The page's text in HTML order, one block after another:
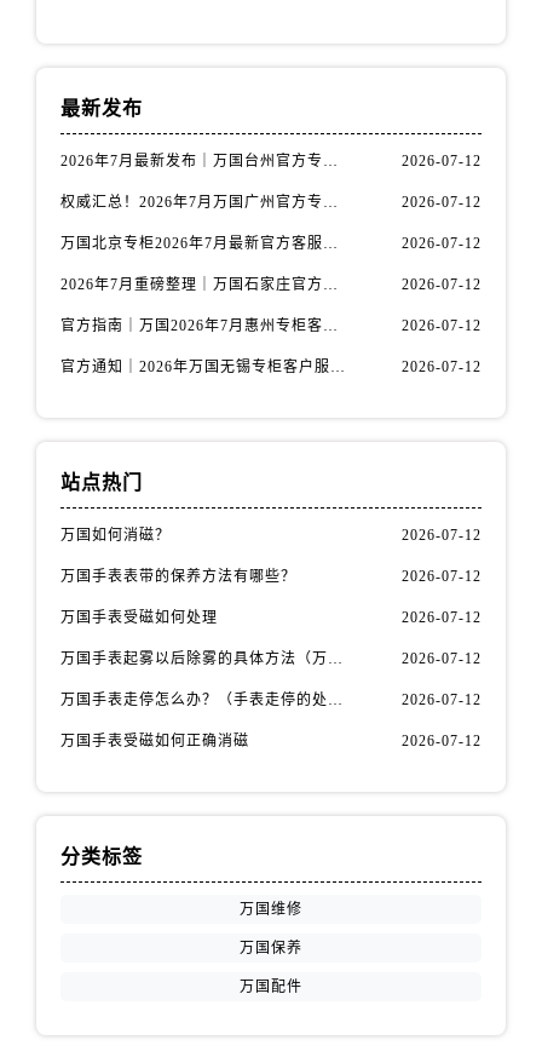
辽宁省抚顺市新抚区东一路万国售后服务中心（需提前预约）
北京市东城区东长安街1号王府井东方广场W3座6层602室万国售后服务中心（需提前预约）
内蒙古自治区锡林郭勒盟市锡林浩特市光明街与额尔敦路交叉口万国售后服务中心（需提前预约）
最新发布
2026年7月最新发布｜万国台州官方专柜客户服务热线与专柜信息攻略 2026-07-12
权威汇总！2026年7月万国广州官方专柜客户服务电话及门店名录 2026-07-12
万国北京专柜2026年7月最新官方客服热线｜门店信息及服务攻略发布 2026-07-12
2026年7月重磅整理｜万国石家庄官方专柜服务电话&客户服务中心公告 2026-07-12
官方指南｜万国2026年7月惠州专柜客户服务热线与门店信息全攻略 2026-07-12
官方通知｜2026年万国无锡专柜客户服务热线全新升级（附7月最新专柜信息汇总） 2026-07-12
站点热门
万国如何消磁？ 2026-07-12
万国手表表带的保养方法有哪些？ 2026-07-12
万国手表受磁如何处理 2026-07-12
万国手表起雾以后除雾的具体方法（万国手表起雾解决办法） 2026-07-12
万国手表走停怎么办？（手表走停的处理方法） 2026-07-12
万国手表受磁如何正确消磁 2026-07-12
分类标签
万国维修
万国保养
万国配件